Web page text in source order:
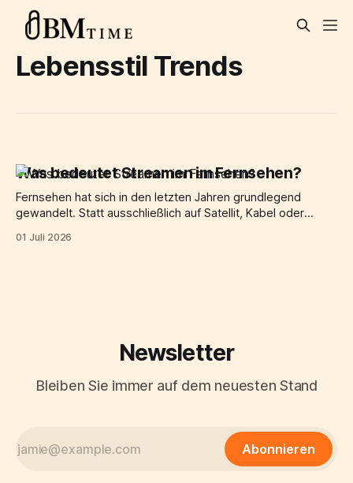
Lebensstil Trends
Was bedeutet Streamen im Fernsehen?
Fernsehen hat sich in den letzten Jahren grundlegend
gewandelt. Statt ausschließlich auf Satellit, Kabel oder
Lieblingsinhalte direkt über das internet. Genau das meint
01 Juli 2026
Newsletter
Bleiben Sie immer auf dem neuesten Stand
Abonnieren